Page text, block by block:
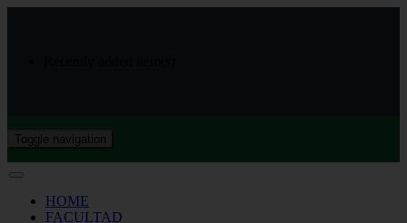
Toggle navigation
HOME
FACULTAD